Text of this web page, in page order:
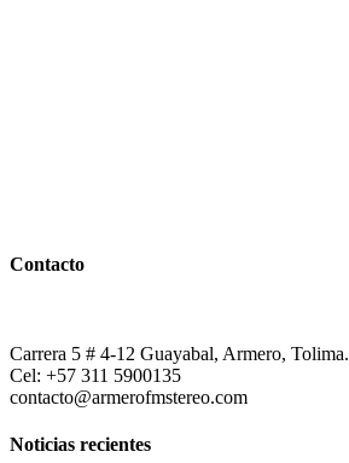
Contacto
Carrera 5 # 4-12 Guayabal, Armero, Tolima.
Cel: +57 311 5900135
contacto@armerofmstereo.com
Noticias recientes